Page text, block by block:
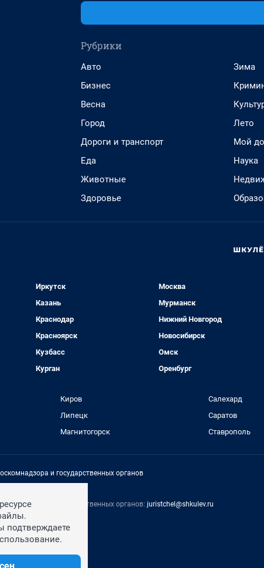
Рубрики
Авто
Бизнес
Весна
Город
Дороги и транспорт
Еда
Животные
Здоровье
Зима
Лето
Мой
Наука
Иркутск
Казань
Краснодар
Красноярск
Кузбасс
Курган
Москва
Мурманск
Нижний Новгород
Новосибирск
Омск
Оренбург
Киров
Липецк
Магнитогорск
Салехард
Саратов
Ставрополь
и государственных органов
и государственных органов: juristchel@shkulev.ru
подтверждаете